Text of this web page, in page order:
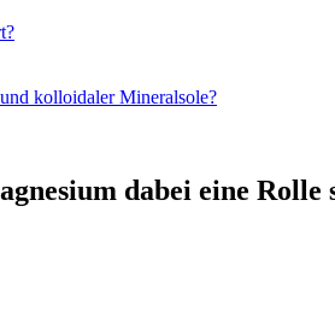
kolloidaler Mineralsole?
dabei eine Rolle